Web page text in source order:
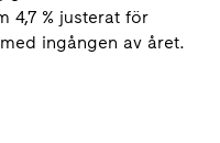
4,7 % justerat för
ingången av året.